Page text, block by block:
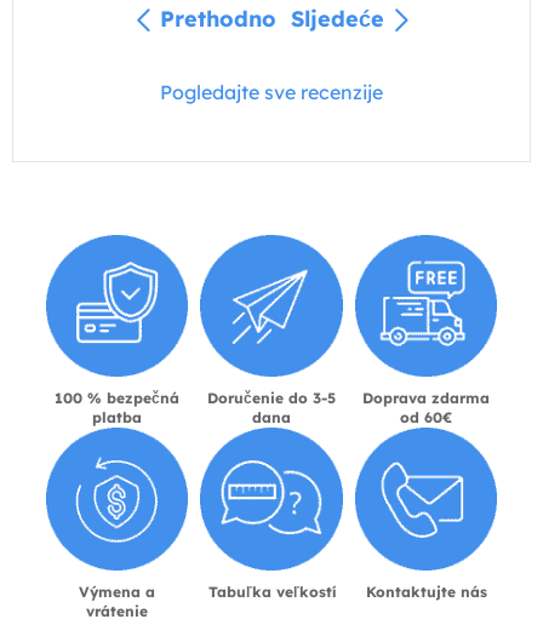
Prethodno Sljedeće
Pogledajte sve recenzije
100 % bezpečná
platba
Doručenie do 3-5
dana
Doprava zdarma
od 60€
Výmena a
vrátenie
Tabuľka veľkostí Kontaktujte nás